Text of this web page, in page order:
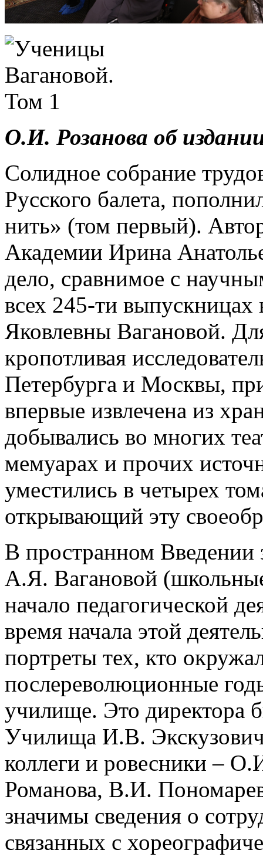
О.И. Розанова об
Солидное собрание
Русского балета,
нить» (том первый).
Академии Ирина
дело, сравнимое с
всех 245-ти выпускницах
Яковлевны Вагановой.
кропотливая
Петербурга и Москвы,
впервые извлечена из
добывались во многих
мемуарах и прочих
уместились в четырех
открывающий эту
В пространном Введении
А.Я. Вагановой
начало педагогической
время начала этой
портреты тех, кто
послереволюционные
училище. Это директора
Училища И.В.
коллеги и ровесники –
Романова, В.И.
значимы сведения о
связанных с